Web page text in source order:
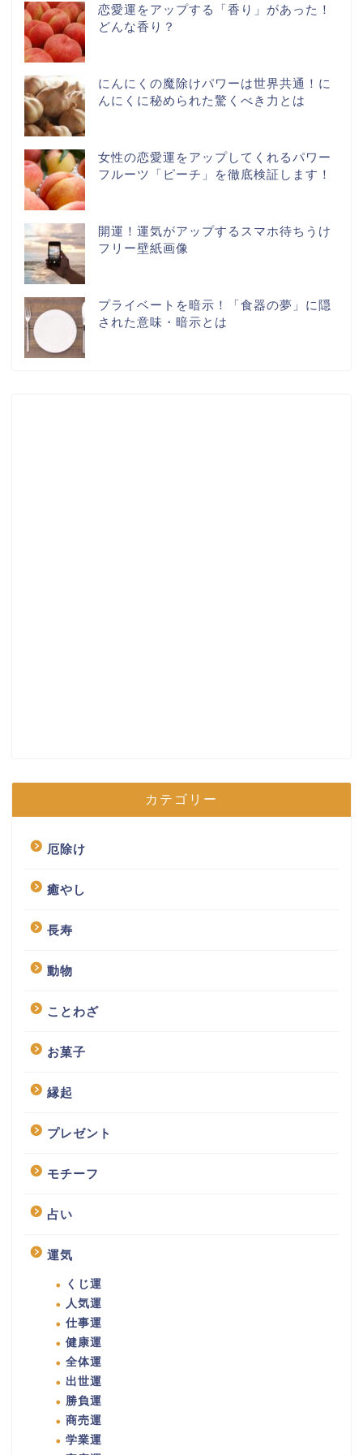
恋愛運をアップする「香り」があった！
どんな香り？
にんにくの魔除けパワーは世界共通！に
んにくに秘められた驚くべき力とは
女性の恋愛運をアップしてくれるパワー
フルーツ「ピーチ」を徹底検証します！
開運！運気がアップするスマホ待ちうけ
フリー壁紙画像
プライベートを暗示！「食器の夢」に隠
された意味・暗示とは
カテゴリー
厄除け
癒やし
長寿
動物
ことわざ
お菓子
縁起
プレゼント
モチーフ
占い
運気
くじ運
人気運
仕事運
健康運
全体運
出世運
勝負運
商売運
学業運